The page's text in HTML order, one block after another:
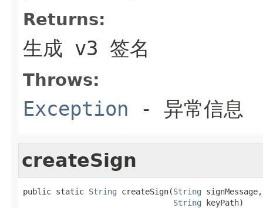
Returns:
生成 v3 签名
Throws:
Exception - 异常信息
createSign
public static String createSign(String signMessage,
String keyPath)